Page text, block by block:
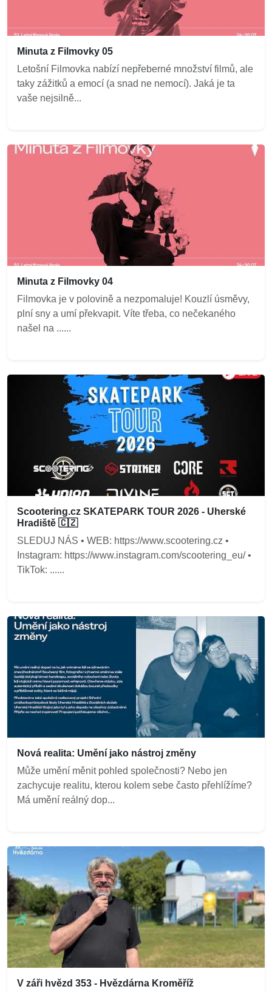
Minuta z Filmovky 05
Letošní Filmovka nabízí nepřeberné množství filmů, ale
taky zážitků a emocí (a snad ne nemocí). Jaká je ta
vaše nejsilně...
Minuta z Filmovky 04
Filmovka je v polovině a nezpomaluje! Kouzlí úsměvy,
plní sny a umí překvapit. Víte třeba, co nečekaného
našel na ......
Scootering.cz SKATEPARK TOUR 2026 - Uherské
Hradiště 🇨🇿
SLEDUJ NÁS • WEB: https://www.scootering.cz •
Instagram: https://www.instagram.com/scootering_eu/ •
TikTok: ......
Nová realita: Umění jako nástroj změny
Může umění měnit pohled společnosti? Nebo jen
zachycuje realitu, kterou kolem sebe často přehlížíme?
Má umění reálný dop...
V záři hvězd 353 - Hvězdárna Kroměříž